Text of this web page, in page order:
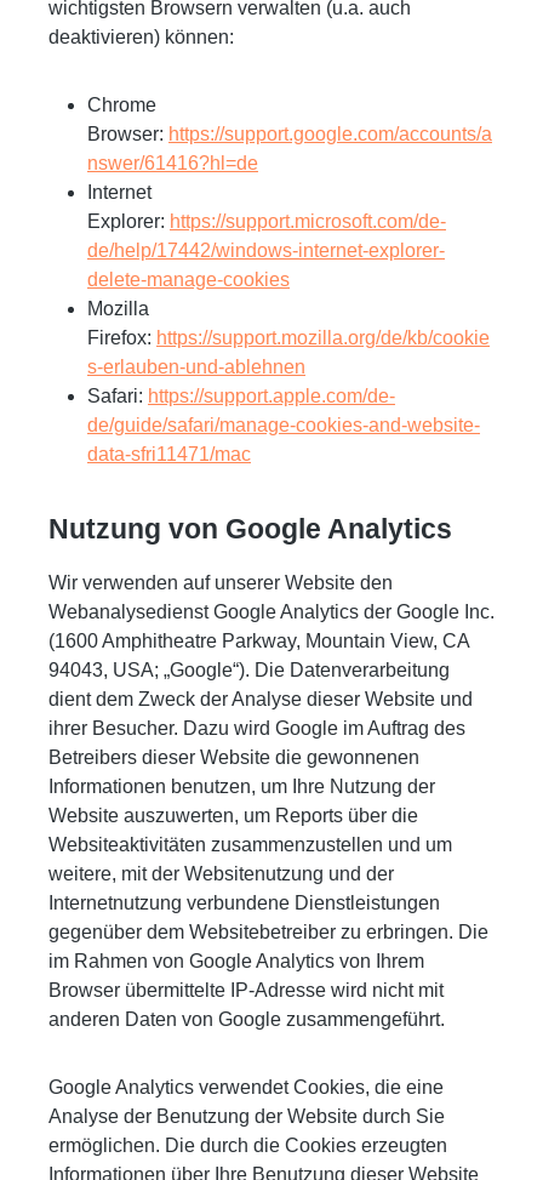
wichtigsten Browsern verwalten (u.a. auch
deaktivieren) können:
Chrome
Browser: https://support.google.com/accounts/a
nswer/61416?hl=de
Internet
Explorer: https://support.microsoft.com/de-
de/help/17442/windows-internet-explorer-
delete-manage-cookies
Mozilla
Firefox: https://support.mozilla.org/de/kb/cookie
s-erlauben-und-ablehnen
Safari: https://support.apple.com/de-
de/guide/safari/manage-cookies-and-website-
data-sfri11471/mac
Nutzung von Google Analytics
Wir verwenden auf unserer Website den
Webanalysedienst Google Analytics der Google Inc.
(1600 Amphitheatre Parkway, Mountain View, CA
94043, USA; „Google“). Die Datenverarbeitung
dient dem Zweck der Analyse dieser Website und
ihrer Besucher. Dazu wird Google im Auftrag des
Betreibers dieser Website die gewonnenen
Informationen benutzen, um Ihre Nutzung der
Website auszuwerten, um Reports über die
Websiteaktivitäten zusammenzustellen und um
weitere, mit der Websitenutzung und der
Internetnutzung verbundene Dienstleistungen
gegenüber dem Websitebetreiber zu erbringen. Die
im Rahmen von Google Analytics von Ihrem
Browser übermittelte IP-Adresse wird nicht mit
anderen Daten von Google zusammengeführt.
Google Analytics verwendet Cookies, die eine
Analyse der Benutzung der Website durch Sie
ermöglichen. Die durch die Cookies erzeugten
Informationen über Ihre Benutzung dieser Website